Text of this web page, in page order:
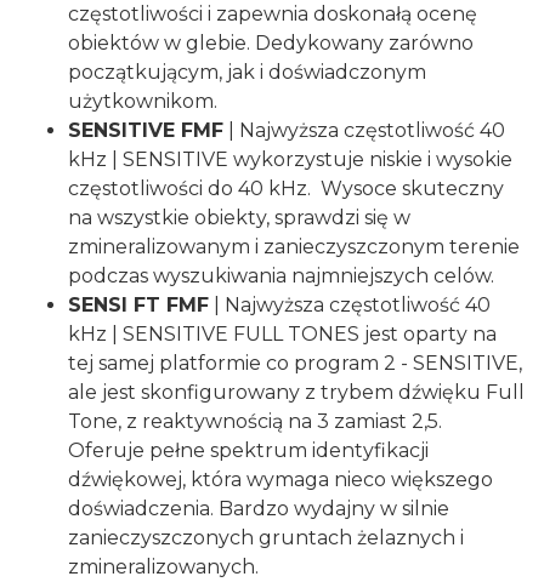
częstotliwości i zapewnia doskonałą ocenę
obiektów w glebie. Dedykowany zarówno
początkującym, jak i doświadczonym
użytkownikom.
SENSITIVE FMF | Najwyższa częstotliwość 40
kHz | SENSITIVE wykorzystuje niskie i wysokie
częstotliwości do 40 kHz. Wysoce skuteczny
na wszystkie obiekty, sprawdzi się w
zmineralizowanym i zanieczyszczonym terenie
podczas wyszukiwania najmniejszych celów.
SENSI FT FMF | Najwyższa częstotliwość 40
kHz | SENSITIVE FULL TONES jest oparty na
tej samej platformie co program 2 - SENSITIVE,
ale jest skonfigurowany z trybem dźwięku Full
Tone, z reaktywnością na 3 zamiast 2,5.
Oferuje pełne spektrum identyfikacji
dźwiękowej, która wymaga nieco większego
doświadczenia. Bardzo wydajny w silnie
zanieczyszczonych gruntach żelaznych i
zmineralizowanych.